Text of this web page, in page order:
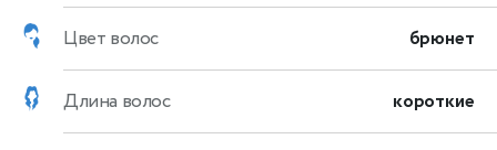
Цвет волос брюнет
Длина волос короткие